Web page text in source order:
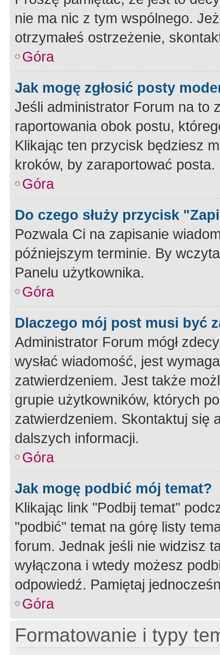
nie ma nic z tym wspólnego.
otrzymałeś ostrzeżenie,
Góra
Jak mogę zgłosić posty
Jeśli administrator Forum na to
raportowania obok postu,
Klikając ten przycisk będziesz
kroków, by zaraportować posta.
Góra
Do czego służy przycisk
Pozwala Ci na zapisanie
późniejszym terminie. By
Panelu użytkownika.
Góra
Dlaczego mój post musi być
Administrator Forum mógł
wysłać wiadomość, jest
zatwierdzeniem. Jest także
grupie użytkowników, których
zatwierdzeniem. Skontaktuj się
dalszych informacji.
Góra
Jak mogę podbić mój temat?
Klikając link "Podbij temat"
"podbić" temat na górę listy
forum. Jednak jeśli nie widzisz
wyłączona i wtedy możesz
odpowiedź. Pamiętaj
Góra
Formatowanie i typy